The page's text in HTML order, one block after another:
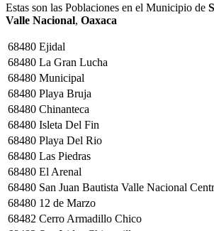
Estas son las Poblaciones en el Municipio de
Valle Nacional, Oaxaca
68480 Ejidal
68480 La Gran Lucha
68480 Municipal
68480 Playa Bruja
68480 Chinanteca
68480 Isleta Del Fin
68480 Playa Del Rio
68480 Las Piedras
68480 El Arenal
68480 San Juan Bautista Valle Nacional
68480 12 de Marzo
68482 Cerro Armadillo Chico